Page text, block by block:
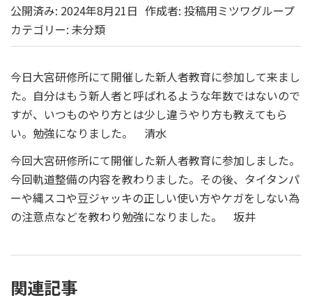
公開済み: 2024年8月21日 作成者: 投稿用ミツワグループ
カテゴリー: 未分類
今日大宮研修所にて開催した新人者教育に参加して来まし
た。自分はもう新人者と呼ばれるような年数ではないので
すが、いつものやり方とは少し違うやり方も教えてもら
い。勉強になりました。 清水
今回大宮研修所にて開催した新人者教育に参加しました。
今回軌道整備の内容を教わりました。その後、タイタンパ
ーや縄スコや豆ジャッキの正しい使い方やケガをしない為
の注意点などを教わり勉強になりました。 坂井
関連記事